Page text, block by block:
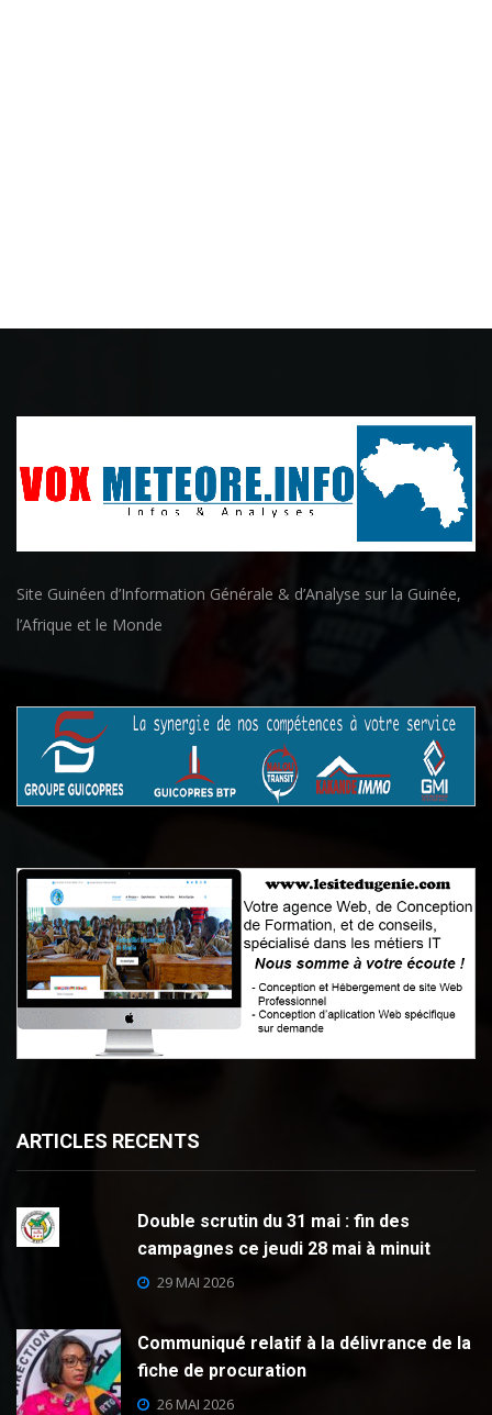
Site Guinéen d’Information Générale & d’Analyse sur la Guinée,
l’Afrique et le Monde
ARTICLES RECENTS
Double scrutin du 31 mai : fin des
campagnes ce jeudi 28 mai à minuit
29 MAI 2026
Communiqué relatif à la délivrance de la
fiche de procuration
26 MAI 2026